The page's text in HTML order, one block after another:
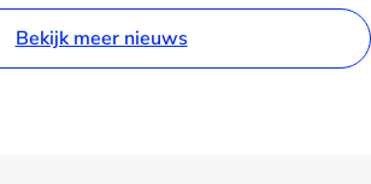
Bekijk meer nieuws